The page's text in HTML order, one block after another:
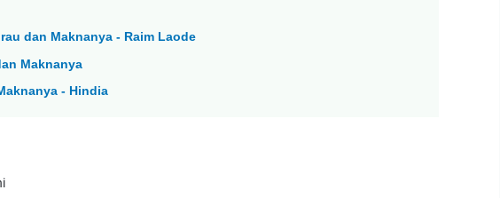
dan Maknanya - Raim Laode
Maknanya
- Hindia